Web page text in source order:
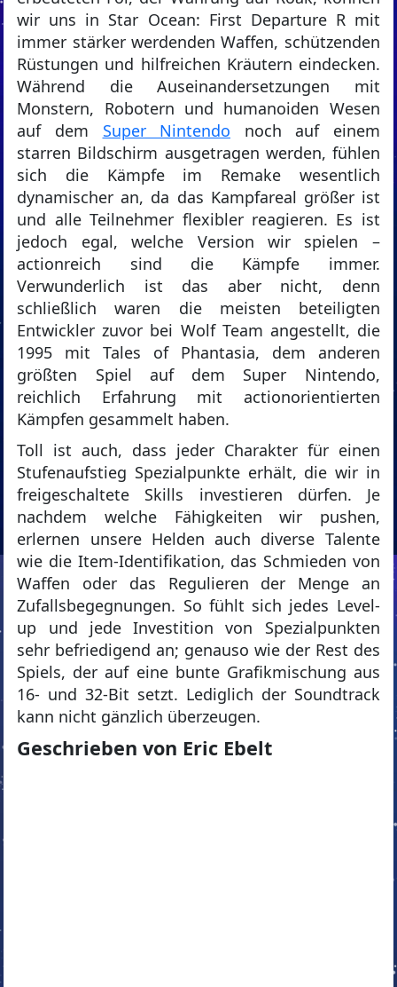
wir uns in Star Ocean: First Departure R mit
immer stärker werdenden Waffen, schützenden
Rüstungen und hilfreichen Kräutern eindecken.
Während die Auseinandersetzungen mit
Monstern, Robotern und humanoiden Wesen
auf dem Super Nintendo noch auf einem
starren Bildschirm ausgetragen werden, fühlen
sich die Kämpfe im Remake wesentlich
dynamischer an, da das Kampfareal größer ist
und alle Teilnehmer flexibler reagieren. Es ist
jedoch egal, welche Version wir spielen –
actionreich sind die Kämpfe immer.
Verwunderlich ist das aber nicht, denn
schließlich waren die meisten beteiligten
Entwickler zuvor bei Wolf Team angestellt, die
1995 mit Tales of Phantasia, dem anderen
größten Spiel auf dem Super Nintendo,
reichlich Erfahrung mit actionorientierten
Kämpfen gesammelt haben.
Toll ist auch, dass jeder Charakter für einen
Stufenaufstieg Spezialpunkte erhält, die wir in
freigeschaltete Skills investieren dürfen. Je
nachdem welche Fähigkeiten wir pushen,
erlernen unsere Helden auch diverse Talente
wie die Item-Identifikation, das Schmieden von
Waffen oder das Regulieren der Menge an
Zufallsbegegnungen. So fühlt sich jedes Level-
up und jede Investition von Spezialpunkten
sehr befriedigend an; genauso wie der Rest des
Spiels, der auf eine bunte Grafikmischung aus
16- und 32-Bit setzt. Lediglich der Soundtrack
kann nicht gänzlich überzeugen.
Geschrieben von Eric Ebelt